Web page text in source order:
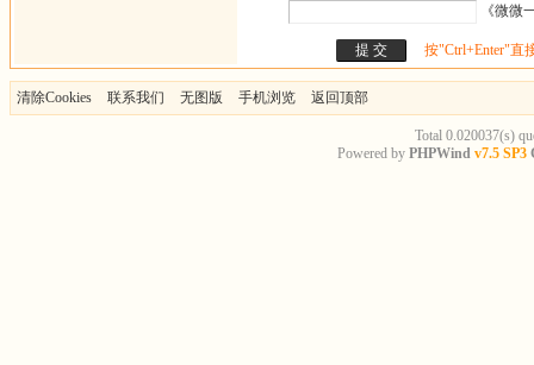
《微微
按"Ctrl+Enter"直
清除Cookies 联系我们 无图版 手机浏览 返回顶部
Total 0.020037(s)
Powered by PHPWind v7.5 SP3